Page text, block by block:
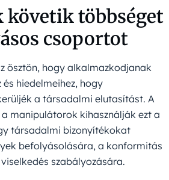
követik többséget
csoportot
ösztön, hogy alkalmazkodjanak
hiedelmeihez, hogy
a társadalmi elutasítást. A
manipulátorok kihasználják ezt a
társadalmi bizonyítékokat
befolyásolására, a konformitás
szabályozására.